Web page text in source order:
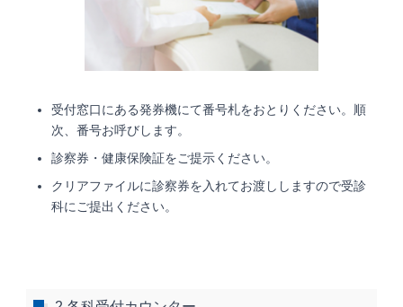
受付窓口にある発券機にて番号札をおとりください。順
次、番号お呼びします。
診察券・健康保険証をご提示ください。
クリアファイルに診察券を入れてお渡ししますので受診
科にご提出ください。